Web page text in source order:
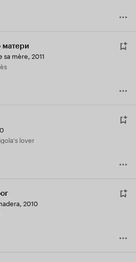
матери
sa mère, 2011
lover
, 2010